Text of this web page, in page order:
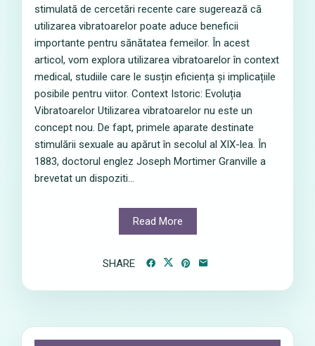
stimulată de cercetări recente care sugerează că
utilizarea vibratoarelor poate aduce beneficii
importante pentru sănătatea femeilor. În acest
articol, vom explora utilizarea vibratoarelor în context
medical, studiile care le susțin eficiența și implicațiile
posibile pentru viitor. Context Istoric: Evoluția
Vibratoarelor Utilizarea vibratoarelor nu este un
concept nou. De fapt, primele aparate destinate
stimulării sexuale au apărut în secolul al XIX-lea. În
1883, doctorul englez Joseph Mortimer Granville a
brevetat un dispoziti...
Read More
SHARE